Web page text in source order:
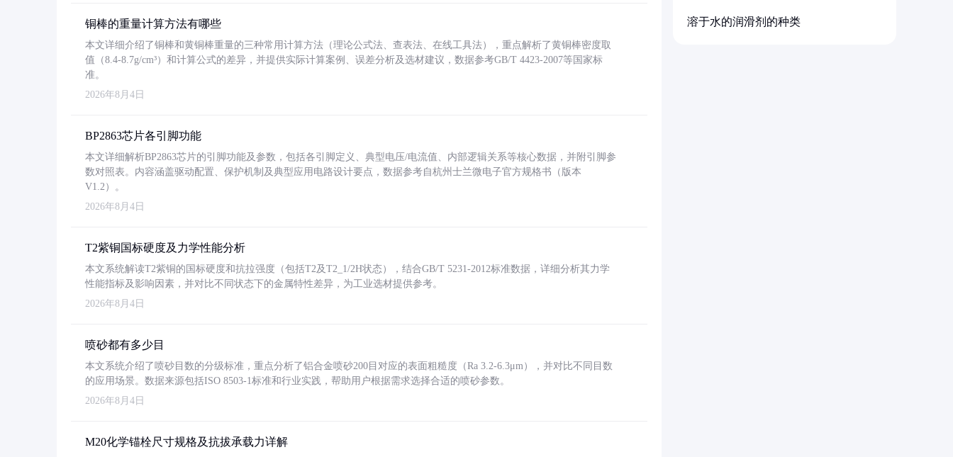
铜棒的重量计算方法有哪些
本文详细介绍了铜棒和黄铜棒重量的三种常用计算方法（理论公式法、查表法、在线工具法），重点解析了黄铜棒密度取
值（8.4-8.7g/cm³）和计算公式的差异，并提供实际计算案例、误差分析及选材建议，数据参考GB/T 4423-2007等国家标
准。
2026年8月4日
BP2863芯片各引脚功能
本文详细解析BP2863芯片的引脚功能及参数，包括各引脚定义、典型电压/电流值、内部逻辑关系等核心数据，并附引脚参
数对照表。内容涵盖驱动配置、保护机制及典型应用电路设计要点，数据参考自杭州士兰微电子官方规格书（版本
V1.2）。
2026年8月4日
T2紫铜国标硬度及力学性能分析
本文系统解读T2紫铜的国标硬度和抗拉强度（包括T2及T2_1/2H状态），结合GB/T 5231-2012标准数据，详细分析其力学
性能指标及影响因素，并对比不同状态下的金属特性差异，为工业选材提供参考。
2026年8月4日
喷砂都有多少目
本文系统介绍了喷砂目数的分级标准，重点分析了铝合金喷砂200目对应的表面粗糙度（Ra 3.2-6.3μm），并对比不同目数
的应用场景。数据来源包括ISO 8503-1标准和行业实践，帮助用户根据需求选择合适的喷砂参数。
2026年8月4日
M20化学锚栓尺寸规格及抗拔承载力详解
溶于水的润滑剂的种类